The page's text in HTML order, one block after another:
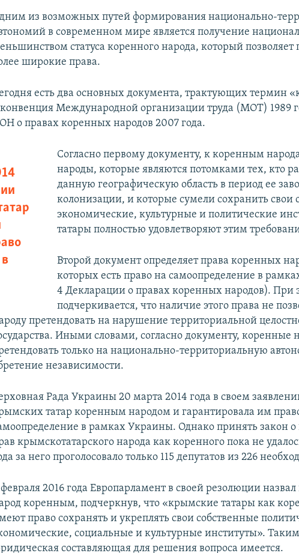
из возможных путей формирования национально-
в современном мире является получение
статуса коренного народа, который позволяет
широкие права.
есть два основных документа, трактующих термин
Международной организации труда (МОТ) 1989
о правах коренных народов 2007 года.
Согласно первому документу, к коренным
народы, которые являются потомками тех, кто
данную географическую область в период ее
колонизации, и которые сумели сохранить свои
экономические, культурные и политические
татары полностью удовлетворяют этим
Второй документ определяет права коренных
которых есть право на самоопределение в
4 Декларации о правах коренных народов). При
подчеркивается, что наличие этого права не
претендовать на нарушение территориальной
Иными словами, согласно документу, коренные
только на национально-территориальную
независимости.
Рада Украины 20 марта 2014 года в своем
татар коренным народом и гарантировала им
в рамках Украины. Однако принять закон о
крымскотатарского народа как коренного пока не
за него проголосовало только 115 депутатов из 226
2016 года Европарламент в своей резолюции
коренным, подчеркнув, что «крымские татары как
право сохранять и укреплять свои собственные
социальные и культурные институты».
составляющая для решения вопроса имеется.